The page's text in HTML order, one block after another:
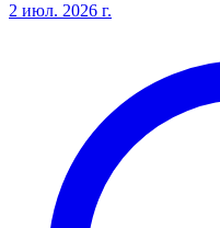
2 июл. 2026 г.